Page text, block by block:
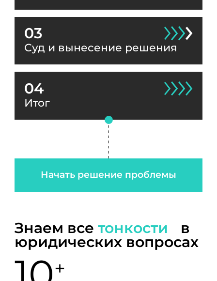
03
Суд и вынесение решения
04
Итог
Начать решение проблемы
Знаем все тонкости в
юридических вопросах
+